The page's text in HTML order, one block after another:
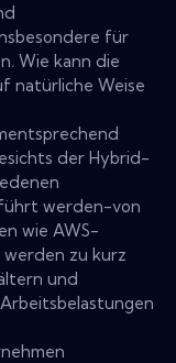
für
Wie kann die
natürliche Weise
der Hybrid-
werden-von
wie AWS-
zu kurz
und